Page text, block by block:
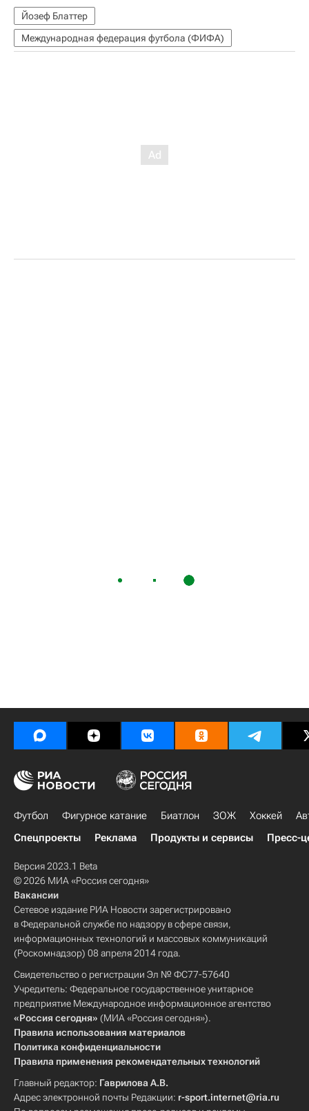
Йозеф Блаттер
Международная федерация футбола (ФИФА)
Футбол Фигурное катание Биатлон ЗОЖ Хоккей
Спецпроекты
Реклама Продукты и сервисы Пресс-
Версия 2023.1 Beta
© 2026 МИА «Россия сегодня»
Вакансии
Сетевое издание РИА Новости зарегистрировано
в Федеральной службе по надзору в сфере связи,
информационных технологий и массовых коммуникаций
(Роскомнадзор) 08 апреля 2014 года.
Свидетельство о регистрации Эл № ФС77-57640
Учредитель: Федеральное государственное унитарное
предприятие Международное информационное агентство
«Россия сегодня» (МИА «Россия сегодня»).
Правила использования материалов
Политика конфиденциальности
Правила применения рекомендательных технологий
Главный редактор: Гаврилова А.В.
Адрес электронной почты Редакции: r-sport.internet@ria.ru